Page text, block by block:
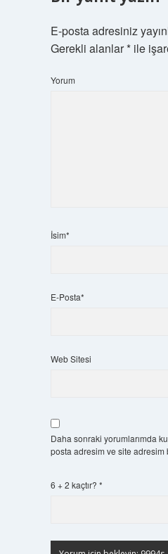
E-posta adresiniz
Gerekli alanlar*ile
Yorum
İsim*
E-Posta*
Web Sitesi
Daha sonraki yorumlarımda
posta adresim ve site adresim
6 + 2 kaçtır? *